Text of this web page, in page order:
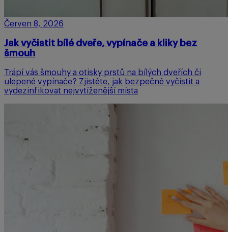
Červen 8, 2026
Jak vyčistit bílé dveře, vypínače a kliky bez
šmouh
Trápí vás šmouhy a otisky prstů na bílých dveřích či
ulepené vypínače? Zjistěte, jak bezpečně vyčistit a
vydezinfikovat nejvytíženější místa